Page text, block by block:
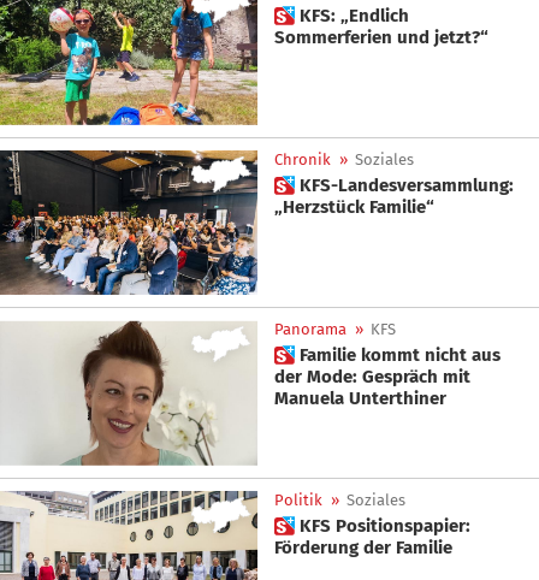
 KFS: „Endlich
Sommerferien und jetzt?“
Chronik » Soziales
 KFS-Landesversammlung:
„Herzstück Familie“
Panorama » KFS
 Familie kommt nicht aus
der Mode: Gespräch mit
Manuela Unterthiner
Politik » Soziales
 KFS Positionspapier:
Förderung der Familie